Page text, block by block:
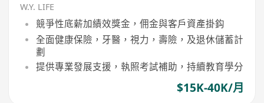
W.Y. LIFE
競爭性底薪加績效獎金，佣金與客戶資產掛鈎
全面健康保險，牙醫，視力，壽險，及退休儲蓄計
劃
提供專業發展支援，執照考試補助，持續教育學分
$15K-40K/月